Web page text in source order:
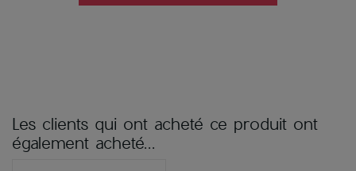
Les clients qui ont acheté ce produit ont
également acheté...